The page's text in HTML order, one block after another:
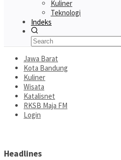
Kuliner
Teknologi
Indeks
Jawa Barat
Kota Bandung
Kuliner
Wisata
Katalisnet
RKSB Maja FM
Login
Headlines